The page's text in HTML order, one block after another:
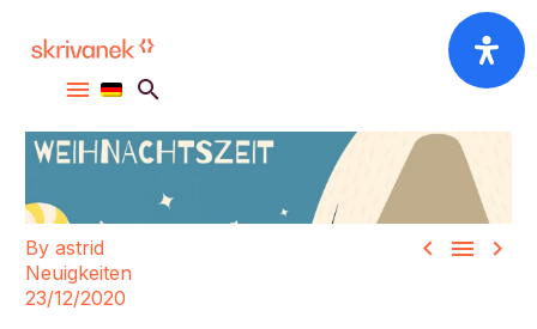
  
By astrid
Neuigkeiten
23/12/2020